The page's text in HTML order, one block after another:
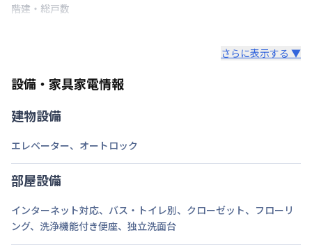
階建・総戸数
禁煙・喫煙
福岡市空港線
定員
次回更新日
情報更新日より14日以内
さらに表示する ▼
設備・家具家電情報
建物設備
エレベーター、 オートロック
部屋設備
インターネット対応、 バス・トイレ別、 クローゼット、 フローリ
ング、 洗浄機能付き便座、 独立洗面台